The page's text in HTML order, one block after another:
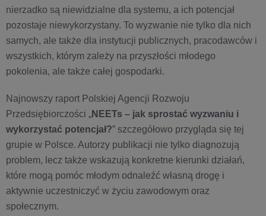
nierzadko są niewidzialne dla systemu, a ich potencjał
pozostaje niewykorzystany. To wyzwanie nie tylko dla nich
samych, ale także dla instytucji publicznych, pracodawców i
wszystkich, którym zależy na przyszłości młodego
pokolenia, ale także całej gospodarki.
Najnowszy raport Polskiej Agencji Rozwoju
Przedsiębiorczości „NEETs – jak sprostać wyzwaniu i
wykorzystać potencjał?” szczegółowo przygląda się tej
grupie w Polsce. Autorzy publikacji nie tylko diagnozują
problem, lecz także wskazują konkretne kierunki działań,
które mogą pomóc młodym odnaleźć własną drogę i
aktywnie uczestniczyć w życiu zawodowym oraz
społecznym.